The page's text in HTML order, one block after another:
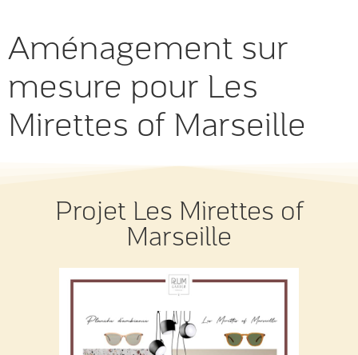
Aménagement sur
mesure pour Les
Mirettes of Marseille
Projet Les Mirettes of
Marseille